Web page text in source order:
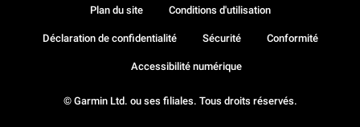
© Garmin Ltd. ou ses filiales. Tous droits réservés.
Plan du site Conditions d'utilisation
Déclaration de confidentialité Sécurité Conformité
Accessibilité numérique